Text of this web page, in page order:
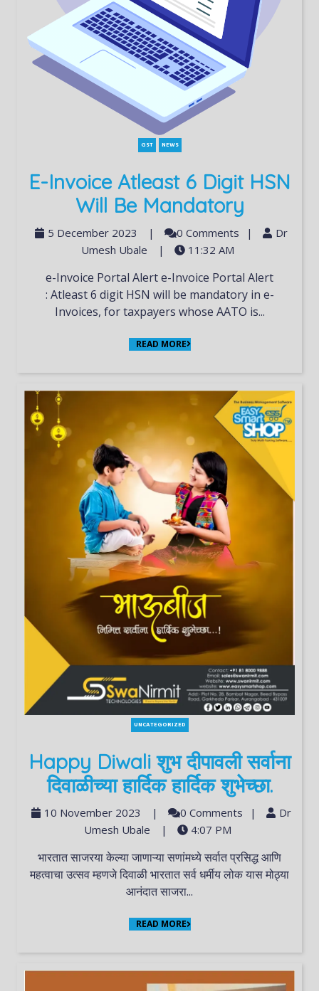
GST NEWS
E-Invoice Atleast 6 Digit HSN
Will Be Mandatory
5 December 2023 | 0 Comments |
Dr
Umesh Ubale
| 11:32 AM
e-Invoice Portal Alert e-Invoice Portal Alert
: Atleast 6 digit HSN will be mandatory in e-
Invoices, for taxpayers whose AATO is...
READ MORE
UNCATEGORIZED
Happy Diwali शुभ दीपावली सर्वाना
दिवाळीच्या हार्दिक हार्दिक शुभेच्छा.
10 November 2023 | 0 Comments |
Dr
Umesh Ubale
| 4:07 PM
भारतात साजरया केल्या जाणाऱ्या सणांमध्ये सर्वात प्रसिद्ध आणि
महत्वाचा उत्सव म्हणजे दिवाळी भारतात सर्व धर्मीय लोक यास मोठ्या
आनंदात साजरा...
READ MORE